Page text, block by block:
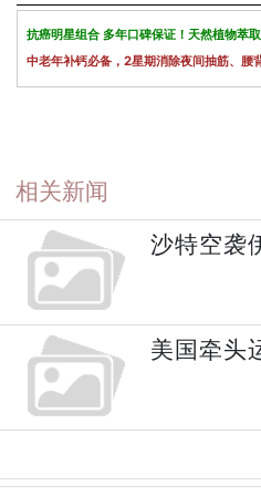
抗癌明星组合 多年口碑保证！天然植物萃
中老年补钙必备，2星期消除夜间抽筋、腰
相关新闻
沙特空袭
美国牵头